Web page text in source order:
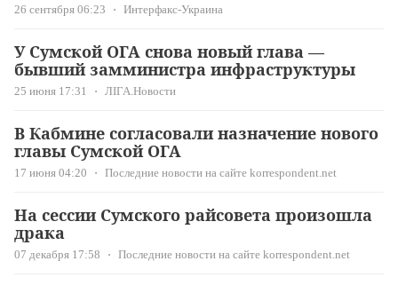
26 сентября 06:23 Интерфакс-Украина
У Сумской ОГА снова новый глава —
бывший замминистра инфраструктуры
25 июня 17:31 ЛІГА.Новости
В Кабмине согласовали назначение нового
главы Сумской ОГА
17 июня 04:20 Последние новости на сайте korrespondent.net
На сессии Сумского райсовета произошла
драка
07 декабря 17:58 Последние новости на сайте korrespondent.net